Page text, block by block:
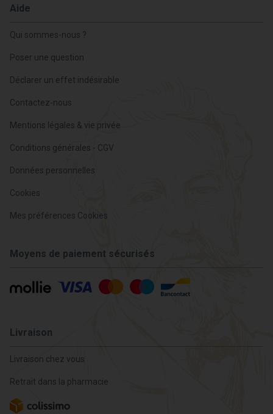
Aide
Qui sommes-nous ?
Poser une question
Déclarer un effet indésirable
Contactez-nous
Mentions légales & vie privée
Conditions générales - CGV
Données personnelles
Cookies
Mes préférences Cookies
Moyens de paiement sécurisés
Livraison
Livraison chez vous
Retrait dans la pharmacie